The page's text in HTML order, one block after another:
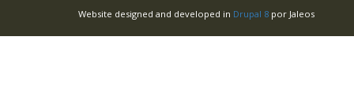
Website designed and developed in Drupal 8 por Jaleos